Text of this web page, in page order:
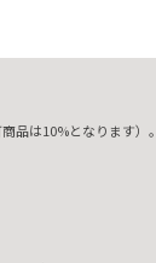
品は10%となります）。